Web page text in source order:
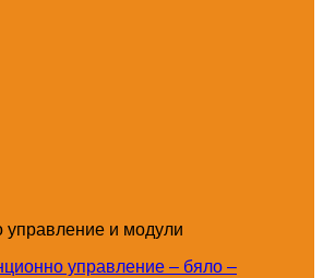
управление и модули
управление – бяло –